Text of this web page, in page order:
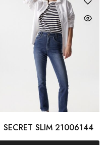
SECRET SLIM 21006144